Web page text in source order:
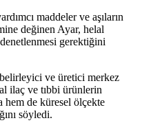
maddeler ve aşıların
değinen Ayar, helal
gerektiğini
ve üretici merkez
ilaç ve tıbbi ürünlerin
hem de küresel ölçekte
söyledi.